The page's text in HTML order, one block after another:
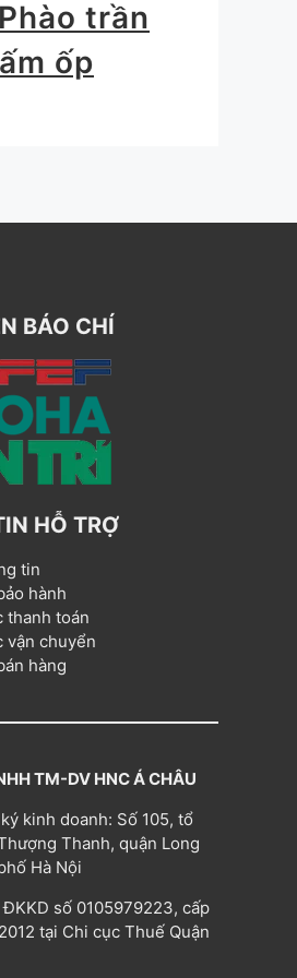
Phào trần
ốp
BÁO CHÍ
HỖ TRỢ
tin
hành
thanh toán
vận chuyển
hàng
TM-DV HNC Á CHÂU
kinh doanh: Số 105, tổ
Thanh, quận Long
Hà Nội
số 0105979223, cấp
tại Chi cục Thuế Quận